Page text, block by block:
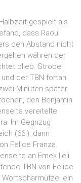
gespielt als
dass Raoul
den Abstand nicht
währen der
blieb. Strobel
der TBN fortan
Minuten später
den Benjamin
vereitelte
Im Gegnzug
(66.), dann
Felice Franza.
an Emek Ileli.
TBN von Felice
Wortscharmützel ein